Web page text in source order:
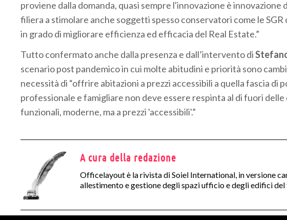
proviene dalla domanda, quasi sempre l'innovazione è
filiera a stimolare anche soggetti spesso conservatori come le
in grado di migliorare efficienza ed efficacia del Real Estate.”
Tutto confermato anche dalla presenza e dall’intervento di
scenario post pandemico in cui molte abitudini e priorità sono
necessità di “offrire abitazioni a prezzi accessibili a quella fascia di
professionale e famigliare non deve essere respinta al di fuori
funzionali, moderne, ma a prezzi 'accessibili'.”
A cura della redazione
Officelayout è la rivista di Soiel International, in versione
allestimento e gestione degli spazi ufficio e degli edifici